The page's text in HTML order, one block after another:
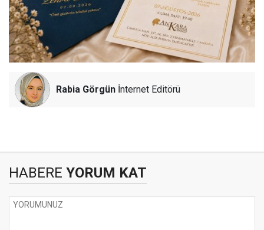
Rabia Görgün İnternet Editörü
HABERE YORUM KAT